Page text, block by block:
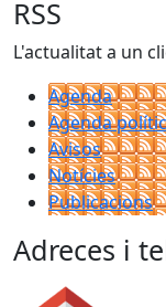
RSS
L'actualitat a un
Agenda
Agenda
Avisos
Notícies
Publicacions
Adreces i